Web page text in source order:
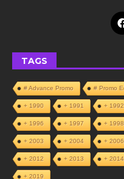
TAGS
# Advance Promo # Promo
+ 1990 + 1991 + 1992
+ 1996 + 1997 + 1998
+ 2003 + 2004 + 2006
+ 2012 + 2013 + 2014
+ 2019